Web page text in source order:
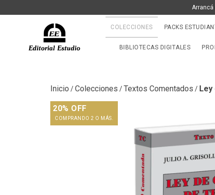
Arrancá
COLECCIONES PACKS
BIBLIOTECAS DIGITALES
Inicio /Colecciones /Textos Comentados / Ley
20% OFF
COMPRANDO 2 O MÁS.